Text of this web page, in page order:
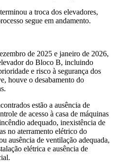
a troca dos elevadores,
segue em andamento.
de 2025 e janeiro de 2026,
do Bloco B, incluindo
e risco à segurança dos
houve o desabamento do
estão a ausência de
de acesso à casa de máquinas
adequado, inexistência de
no aterramento elétrico do
ausência de ventilação adequada,
elétrica e ausência de